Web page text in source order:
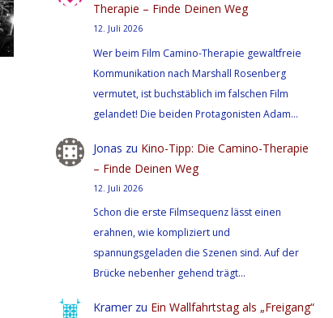
Therapie – Finde Deinen Weg
12. Juli 2026
Wer beim Film Camino-Therapie gewaltfreie
Kommunikation nach Marshall Rosenberg
vermutet, ist buchstäblich im falschen Film
gelandet! Die beiden Protagonisten Adam…
Jonas zu Kino-Tipp: Die Camino-Therapie
– Finde Deinen Weg
12. Juli 2026
Schon die erste Filmsequenz lässt einen
erahnen, wie kompliziert und
spannungsgeladen die Szenen sind. Auf der
Brücke nebenher gehend trägt…
Kramerzu Ein Wallfahrtstag als „Freigang“